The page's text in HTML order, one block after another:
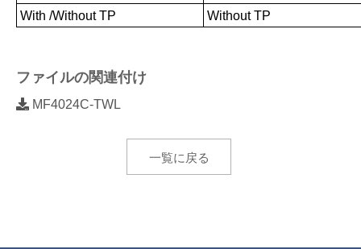
With /Without TP
Without TP
ファイルの関連付け
MF4024C-TWL
一覧に戻る